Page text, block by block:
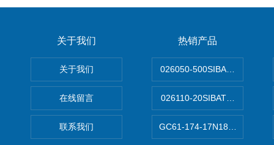
关于我们
关于我们
在线留言
联系我们
热销产品
026050-500SIBATA 500mL
026110-20SIBATA柴田科学
GC61-174-